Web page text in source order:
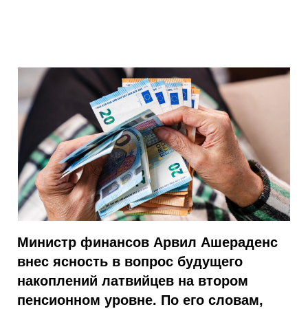
Министр финансов Арвил Ашераденс
внес ясность в вопрос будущего
накоплений латвийцев на втором
пенсионном уровне. По его словам,